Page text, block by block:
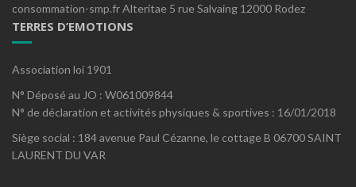
consommation-smp.fr Alteritae 5 rue Salvaing 12000 Rodez
TERRES D’EMOTIONS
Association loi 1901
N° Déposé au JO : W061009844
N° de déclaration et activités physiques & sportives : 16/01/2018
Siège social : 184 avenue Paul Cézanne, le cottage B 06700 SAINT
LAURENT DU VAR